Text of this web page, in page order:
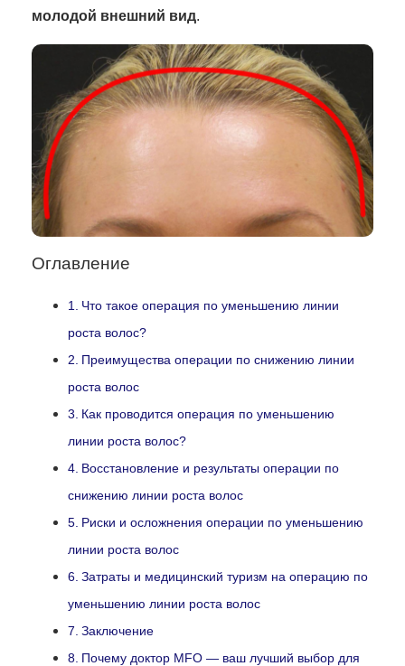
молодой внешний вид.
Оглавление
Что такое операция по уменьшению линии
роста волос?
Преимущества операции по снижению линии
роста волос
Как проводится операция по уменьшению
линии роста волос?
Восстановление и результаты операции по
снижению линии роста волос
Риски и осложнения операции по уменьшению
линии роста волос
Затраты и медицинский туризм на операцию по
уменьшению линии роста волос
Заключение
Почему доктор MFO — ваш лучший выбор для